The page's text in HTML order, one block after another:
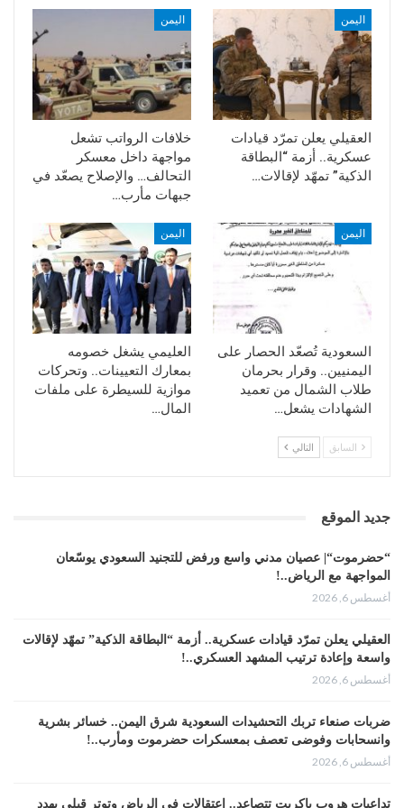
اليمن
العقيلي يعلن تمرّد قيادات
عسكرية.. أزمة “البطاقة
الذكية” تمهّد لإقالات…
اليمن
خلافات الرواتب تشعل
مواجهة داخل معسكر
التحالف… والإصلاح يصعّد في
جبهات مأرب…
اليمن
السعودية تُصعّد الحصار على
اليمنيين.. وقرار بحرمان
طلاب الشمال من تعميد
الشهادات يشعل…
اليمن
العليمي يشغل خصومه
بمعارك التعيينات.. وتحركات
موازية للسيطرة على ملفات
المال…
السابق التالي
جديد الموقع
“حضرموت“| عصيان مدني واسع ورفض للتجنيد السعودي يوسّعان
المواجهة مع الرياض..!
أغسطس 6, 2026
العقيلي يعلن تمرّد قيادات عسكرية.. أزمة “البطاقة الذكية” تمهّد لإقالات
واسعة وإعادة ترتيب المشهد العسكري..!
أغسطس 6, 2026
ضربات صنعاء تربك التحشيدات السعودية شرق اليمن.. خسائر بشرية
وانسحابات وفوضى تعصف بمعسكرات حضرموت ومأرب..!
أغسطس 6, 2026
تداعيات هروب باكريت تتصاعد.. اعتقالات في الرياض وتوتر قبلي يهدد